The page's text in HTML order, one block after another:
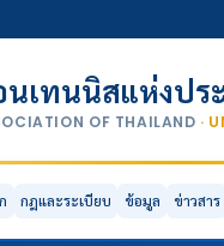
เทนนิสแห่งปร
OF THAILAND ·
กฎและระเบียบ ข้อมูล ข่าวสาร